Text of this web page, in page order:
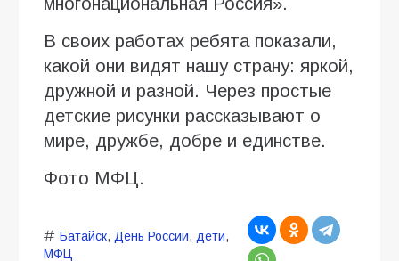
В своих работах ребята показали,
какой они видят нашу страну: яркой,
дружной и разной. Через простые
детские рисунки рассказывают о
мире, дружбе, добре и единстве.
Фото МФЦ.
Батайск, День России, дети,
МФЦ